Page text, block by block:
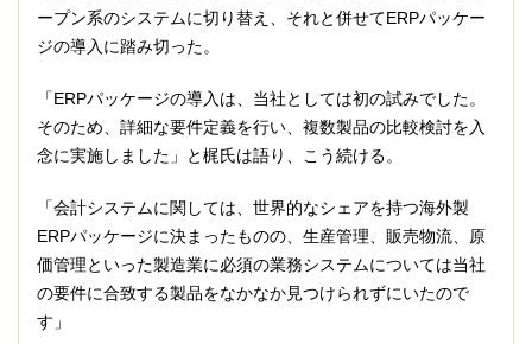
ープン系のシステムに切り替え、それと併せてERPパッケー
ジの導入に踏み切った。
「ERPパッケージの導入は、当社としては初の試みでした。
そのため、詳細な要件定義を行い、複数製品の比較検討を入
念に実施しました」と梶氏は語り、こう続ける。
「会計システムに関しては、世界的なシェアを持つ海外製
ERPパッケージに決まったものの、生産管理、販売物流、原
価管理といった製造業に必須の業務システムについては当社
の要件に合致する製品をなかなか見つけられずにいたので
す」